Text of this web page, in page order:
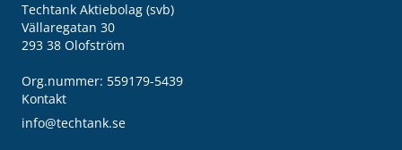
Techtank Aktiebolag (svb)
Vällaregatan 30
293 38 Olofström
Org.nummer: 559179-5439
Kontakt
info@techtank.se